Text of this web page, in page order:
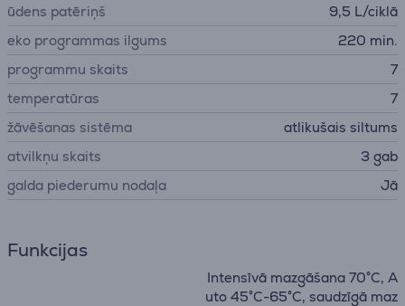
ūdens patēriņš
9,5 L/ciklā
eko programmas ilgums
220 min.
programmu skaits
7
temperatūras
7
žāvēšanas sistēma
atlikušais siltums
atvilkņu skaits
3 gab
galda piederumu nodaļa
Jā
Funkcijas
Intensīvā mazgāšana 70°C, A
uto 45°C-65°C, saudzīgā maz